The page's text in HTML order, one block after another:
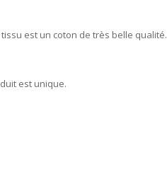
est un coton de très belle qualité.
est unique.